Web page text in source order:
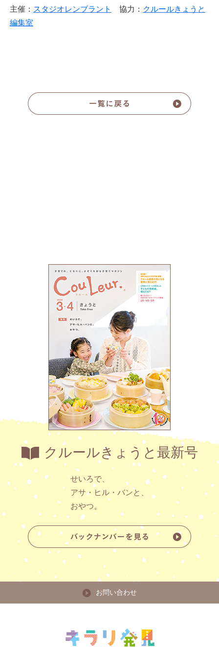
主催： スタジオレンブラント 協力： クルールきょうと
編集室
クルールきょうと最新号
せいろで、
アサ・ヒル・バンと、
おやつ。
お問い合わせ